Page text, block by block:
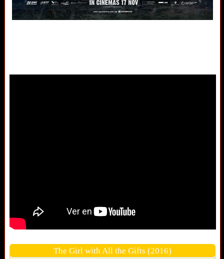
The Girl with All the Gifts (2016)